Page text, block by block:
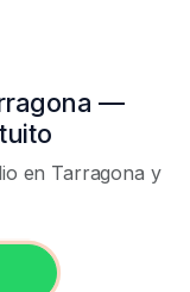
—
en Tarragona y